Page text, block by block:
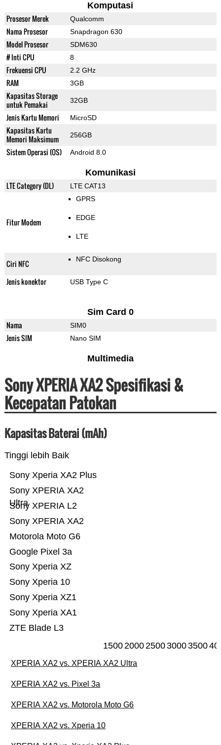
Komputasi
Prosesor Merek Qualcomm
Nama Prosesor Snapdragon 630
Model Prosesor SDM630
# Inti CPU 8
Frekuensi CPU 2.2 GHz
RAM 3GB
Kapasitas Storage
untuk Pemakai
32GB
Jenis Kartu Memori MicroSD
Kapasitas Kartu
Memori Maksimum
256GB
Sistem Operasi (OS) Android 8.0
Komunikasi
LTE Category (DL) LTE CAT13
Fitur Modem
GPRS
EDGE
LTE
Ciri NFC NFC Disokong
Jenis konektor USB Type C
Sim Card 0
Nama SIM0
Jenis SIM Nano SIM
Multimedia
Sony XPERIA XA2 Spesifikasi &
Kecepatan Patokan
Kapasitas Baterai (mAh)
Tinggi lebih Baik
ZTE Blade L3
Sony Xperia XA1
Sony Xperia XZ1
Sony Xperia 10
Sony Xperia XZ
Google Pixel 3a
Motorola Moto G6
Sony XPERIA XA2
Sony XPERIA L2
Sony XPERIA XA2
Ultra
Sony Xperia XA2 Plus
15002000250030003500
XPERIA XA2 vs. XPERIA XA2 Ultra
XPERIA XA2 vs. Pixel 3a
XPERIA XA2 vs. Motorola Moto G6
XPERIA XA2 vs. Xperia 10